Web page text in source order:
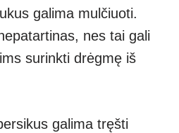
galima mulčiuoti.
nes tai gali
surinkti drėgmę iš
galima tręšti